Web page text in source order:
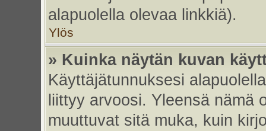
alapuolella olevaa linkkiä).
Ylös
» Kuinka näytän kuvan
Käyttäjätunnuksesi
liittyy arvoosi. Yleensä nämä
muuttuvat sitä muka, kuin